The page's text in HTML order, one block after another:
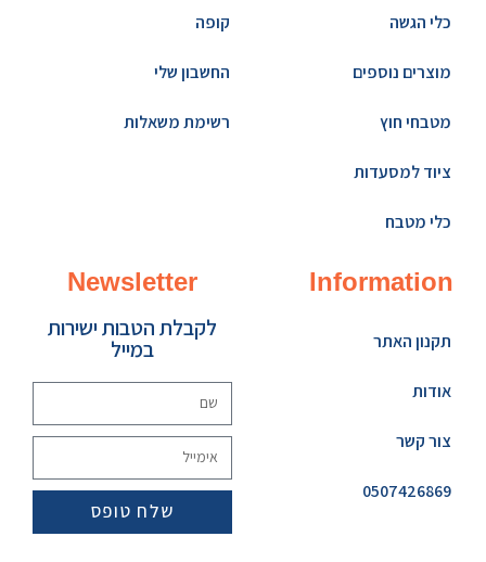
כלי הגשה
מוצרים נוספים
מטבחי חוץ
ציוד למסעדות
כלי מטבח
קופה
החשבון שלי
רשימת משאלות
Information
תקנון האתר
אודות
צור קשר
0507426869
Newsletter
לקבלת הטבות ישירות
במייל
שלח טופס